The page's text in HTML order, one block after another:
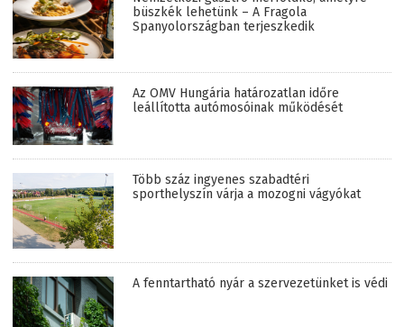
büszkék lehetünk – A Fragola
Spanyolországban terjeszkedik
Az OMV Hungária határozatlan időre
leállította autómosóinak működését
Több száz ingyenes szabadtéri
sporthelyszín várja a mozogni vágyókat
A fenntartható nyár a szervezetünket is védi